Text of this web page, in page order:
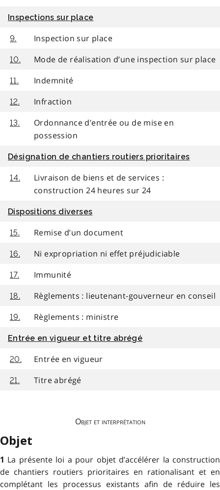
Inspections sur place
9. Inspection sur place
10. Mode de réalisation d’une inspection sur place
11. Indemnité
12. Infraction
13.
Ordonnance d’entrée ou de mise en
possession
Désignation de chantiers routiers prioritaires
14.
Livraison de biens et de services :
construction 24 heures sur 24
Dispositions diverses
15. Remise d’un document
16. Ni expropriation ni effet préjudiciable
17. Immunité
18. Règlements : lieutenant-gouverneur en conseil
19. Règlements : ministre
Entrée en vigueur et titre abrégé
20. Entrée en vigueur
21. Titre abrégé
Objet et interprétation
Objet
1 La présente loi a pour objet d’accélérer la construction
de chantiers routiers prioritaires en rationalisant et en
complétant les processus existants afin de réduire les